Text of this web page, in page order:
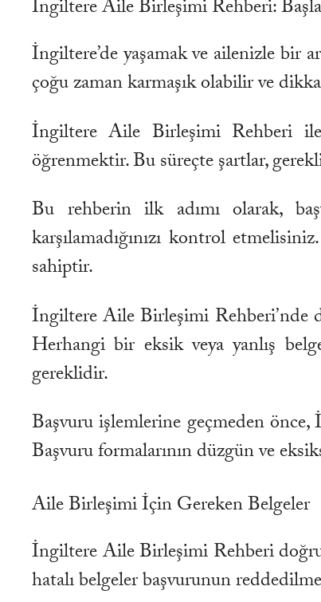
İngiltere Aile Birleşimi Rehberi:
İngiltere’de yaşamak ve ailenizle bir
çoğu zaman karmaşık olabilir ve
İngiltere Aile Birleşimi Rehberi ile
öğrenmektir. Bu süreçte şartlar,
Bu rehberin ilk adımı olarak,
karşılamadığınızı kontrol
sahiptir.
İngiltere Aile Birleşimi Rehberi’nde
Herhangi bir eksik veya yanlış
gereklidir.
Başvuru işlemlerine geçmeden önce,
Başvuru formalarının düzgün ve
Aile Birleşimi İçin Gereken Belgeler
İngiltere Aile Birleşimi Rehberi
hatalı belgeler başvurunun